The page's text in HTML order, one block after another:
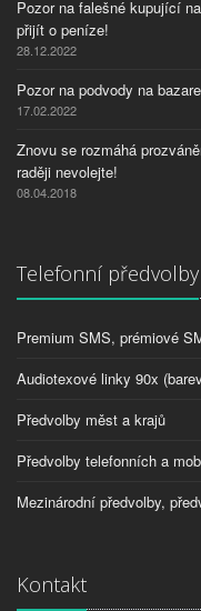
Pozor na falešné kupující
přijít o peníze!
28.12.2022
Pozor na podvody na
17.02.2022
Znovu se rozmáhá
raději nevolejte!
08.04.2018
Telefonní předvolby
Premium SMS, prémiové
Audiotexové linky 90x
Předvolby měst a krajů
Předvolby telefonních a
Mezinárodní předvolby,
Kontakt